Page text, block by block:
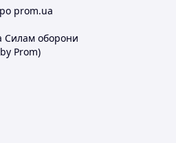
prom.ua
Силам оборони
Prom)